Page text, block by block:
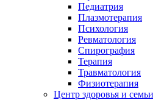
Педиатрия
Плазмотерапия
Психология
Ревматология
Спирография
Терапия
Травматология
Физиотерапия
Центр здоровья и